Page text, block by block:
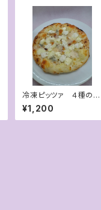
冷凍ピッツァ ４種のチ
ーズピッツァ (ハチミ
ツ付)
¥1,200